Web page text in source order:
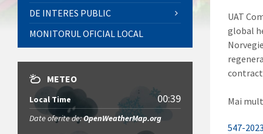
UAT
global
Mai
547-2023
DE INTERES PUBLIC
MONITORUL OFICIAL LOCAL
METEO
Local Time 00:39
Date oferite de:OpenWeatherMap.org